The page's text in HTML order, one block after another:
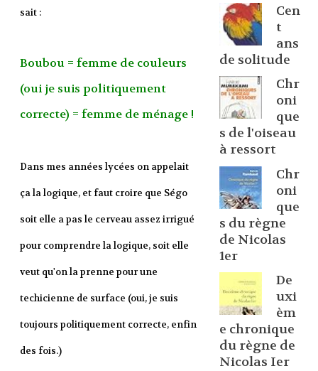
sait :
Boubou = femme de couleurs
(oui je suis politiquement
correcte) = femme de ménage !
Dans mes années lycées on appelait
ça la logique, et faut croire que Ségo
soit elle a pas le cerveau assez irrigué
pour comprendre la logique, soit elle
veut qu'on la prenne pour une
techicienne de surface (oui, je suis
toujours politiquement correcte, enfin
des fois.)
Cen
t
ans
de solitude
Chr
oni
que
s de l'oiseau
à ressort
Chr
oni
que
s du règne
de Nicolas
1er
De
uxi
èm
e chronique
du règne de
Nicolas Ier